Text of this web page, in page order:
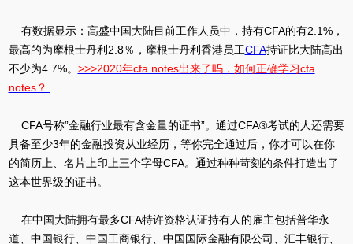
有数据显示：高盛中国大陆目前工作人员中，持有CFA的有2.1%，
最高的为摩根士丹利2.8％，摩根士丹利香港员工CFA持证比大陆高出
不少为4.7%。 >>>2020年cfa notes出来了吗，如何正确学习cfa
notes？
CFA号称”金融行业最有含金量的证书”。通过CFA®考试的人还需要
具备至少3年的金融投资从业经历，等你完全通过后，你才可以在你
的简历上、名片上印上三个字母CFA。通过种种苛刻的条件打造出了
这本世界级的证书。
在中国大陆拥有最多CFA特许资格认证持有人的雇主包括普华永
道、中国银行、中国工商银行、中国国际金融有限公司、汇丰银行、